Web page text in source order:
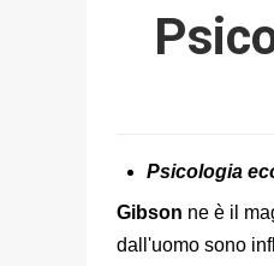
Psicologia
Gibson ne è il
dall'uomo sono